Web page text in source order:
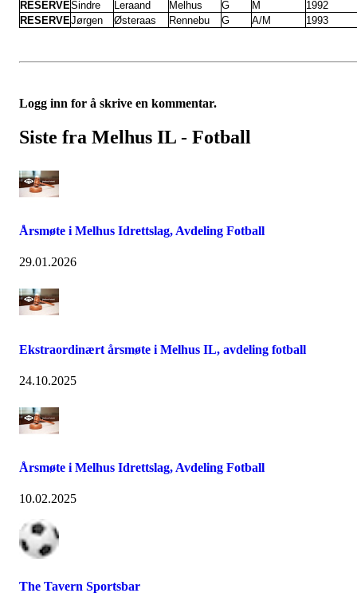
RESERVESindre Leraand Melhus G M
1992
RESERVEJørgen Østeraas Rennebu G A/M 1993
Logg inn for å skrive en kommentar.
Siste fra Melhus IL - Fotball
Årsmøte i Melhus Idrettslag, Avdeling Fotball
29.01.2026
Ekstraordinært årsmøte i Melhus IL, avdeling fotball
24.10.2025
Årsmøte i Melhus Idrettslag, Avdeling Fotball
10.02.2025
The Tavern Sportsbar